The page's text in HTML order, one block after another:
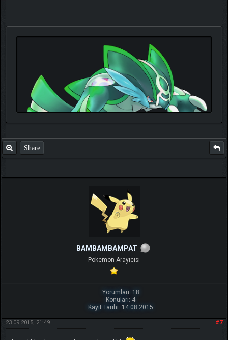
Benim ve diğer eğitmenlerin taktikleri için
Share
BAMBAMBAMPAT
Pokemon Arayıcısı
Yorumları: 18
Konuları: 4
Kayıt Tarihi: 14.08.2015
#7
23.09.2015, 21:49